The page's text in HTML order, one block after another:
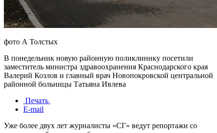
фото А Толстых
В понедельник новую районную поликлинику посетили
заместитель министра здравоохранения Краснодарского края
Валерий Козлов и главный врач Новопокровской центральной
районной больницы Татьяна Ивлева
Печать
E-mail
Уже более двух лет журналисты «СГ» ведут репортажи со